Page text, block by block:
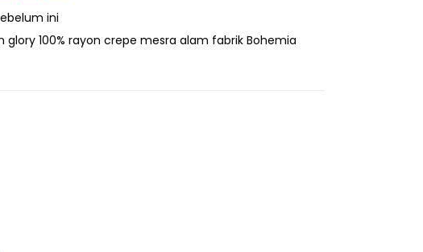
ini
glory 100% rayon crepe mesra alam fabrik Bohemia